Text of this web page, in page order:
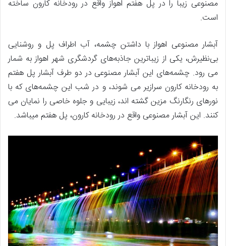
مصنوعی زیبا را در پل هفتم اهواز واقع در رودخانه کارون ساخته
است.
آبشار مصنوعی اهواز با داشتن چشمه، آب اطراف پل و روشنایی
بی‌نظیرش، یکی از زیباترین جاذبه‌های گردشگری شهر اهواز به شمار
می رود. چشمه‌های این آبشار مصنوعی در دو طرف آبشار پل هفتم
به رودخانه کارون سرازیر می شوند، و در شب این چشمه‌های که با
نور‌های رنگارنگ مزین گشته اند، زیبایی و جلوه خاصی را نمایان می
کنند. این آبشار مصنوعی واقع در رودخانه کارون، پل هفتم میباشد.